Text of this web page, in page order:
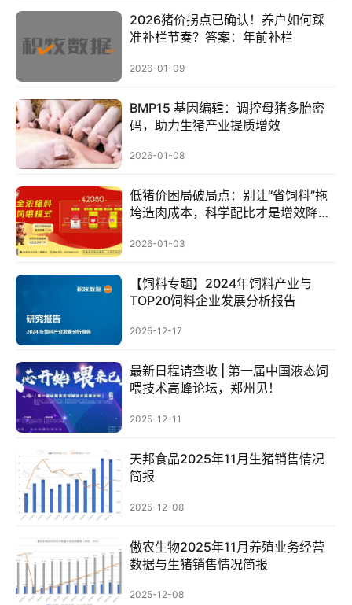
页
资
讯
新
分
析
报
告
数
据
图
今
2026猪价拐点已确认！养户如何踩
准补栏节奏？答案：年前补栏
2026-01-09
BMP15 基因编辑：调控母猪多胎密
码，助力生猪产业提质增效
2026-01-08
低猪价困局破局点：别让“省饲料”拖
垮造肉成本，科学配比才是增效降本
2026-01-03
【饲料专题】2024年饲料产业与
TOP20饲料企业发展分析报告
2025-12-17
最新日程请查收 | 第一届中国液态饲
喂技术高峰论坛，郑州见！
2025-12-11
天邦食品2025年11月生猪销售情况
简报
2025-12-08
傲农生物2025年11月养殖业务经营
数据与生猪销售情况简报
2025-12-08